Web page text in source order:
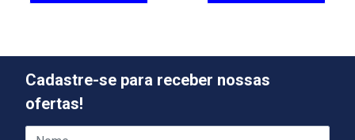
Cadastre-se para receber nossas
ofertas!